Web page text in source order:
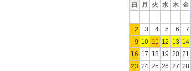
日
月 火 水 木 金
2
3 4 5 6 7
9 10 11 12 13 14
16 17 18 19 20 21
23 24 25 26 27 28